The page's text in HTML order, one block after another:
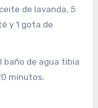
de lavanda, 5
y 1 gota de
baño de agua tibia
minutos.